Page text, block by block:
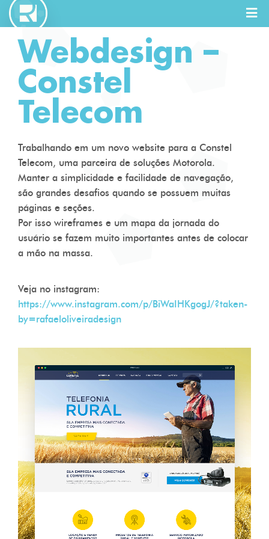
Full Stack
Designer
Webdesign –
Constel
Telecom
Trabalhando em um novo website para a Constel
Telecom, uma parceira de soluções Motorola.
Manter a simplicidade e facilidade de navegação,
são grandes desafios quando se possuem muitas
páginas e seções.
Por isso wireframes e um mapa da jornada do
usuário se fazem muito importantes antes de colocar
a mão na massa.
Veja no instagram:
https://www.instagram.com/p/BiWaIHKgogJ/?taken-
by=rafaeloliveiradesign